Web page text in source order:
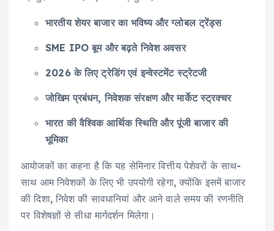
भारतीय शेयर बाजार का भविष्य और ग्लोबल ट्रेंड्स
SME IPO बूम और बढ़ते निवेश अवसर
2026 के लिए ट्रेडिंग एवं इन्वेस्टमेंट स्ट्रेटजी
जोखिम प्रबंधन, निवेशक संरक्षण और मार्केट स्ट्रक्चर
भारत की वैश्विक आर्थिक स्थिति और पूंजी बाजार की
भूमिका
आयोजकों का कहना है कि यह सेमिनार वित्तीय पेशेवरों के साथ-
साथ आम निवेशकों के लिए भी उपयोगी रहेगा, क्योंकि इसमें बाजार
की दिशा, निवेश की सावधानियां और आने वाले समय की रणनीति
पर विशेषज्ञों से सीधा मार्गदर्शन मिलेगा।